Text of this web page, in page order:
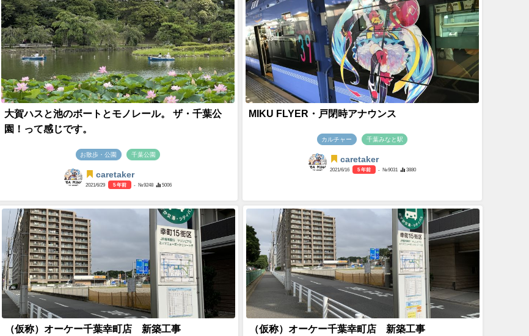
大賀ハスと池のボートとモノレール。 ザ・千葉公
園！って感じです。
お散歩・公園 千葉公園
caretaker
2021/6/29 5 年前 - №9248 5006
MIKU FLYER・戸閉時アナウンス
カルチャー 千葉みなと駅
caretaker
2021/6/16 5 年前 - №9031 3880
（仮称）オーケー千葉幸町店 新築工事 （仮称）オーケー千葉幸町店 新築工事